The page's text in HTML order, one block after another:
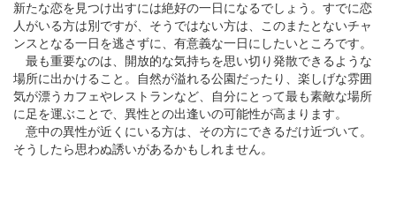
新たな恋を見つけ出すには絶好の一日になるでしょう。すでに恋
人がいる方は別ですが、そうではない方は、このまたとないチャ
ンスとなる一日を逃さずに、有意義な一日にしたいところです。
最も重要なのは、開放的な気持ちを思い切り発散できるような
場所に出かけること。自然が溢れる公園だったり、楽しげな雰囲
気が漂うカフェやレストランなど、自分にとって最も素敵な場所
に足を運ぶことで、異性との出逢いの可能性が高まります。
意中の異性が近くにいる方は、その方にできるだけ近づいて。
そうしたら思わぬ誘いがあるかもしれません。